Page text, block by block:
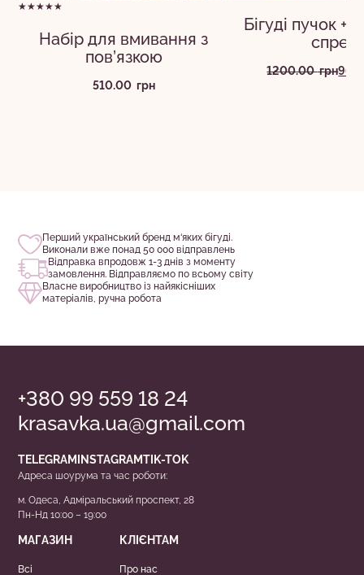
★★★★★
Набір для вмивання з
пов’язкою
510.00 грн
Бігуді пучок +
спрей
1200.00грн
Перший український бренд м‘яких бігуді.
Виконали вже понад 50 000 відправлень
Відправка впродовж 1-3 днів з моменту
замовлення. Відправляємо по всьому світу
Власне виробництво із найякісніших
матеріалів, ручна робота
+380 99 559 18 24
krasavka.ua@gmail.com
TELEGRAM INSTAGRAMTIK-TOK
Адреса шоурума та час роботи:
м. Одеса, Адміральський проспект, 28
Пн-Нд 10:00 – 19:00
МАГАЗИН
Всі
КЛІЄНТАМ
Про нас